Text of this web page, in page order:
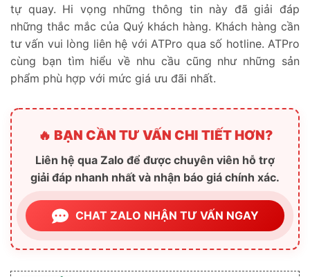
tự quay. Hi vọng những thông tin này đã giải đáp
những thắc mắc của Quý khách hàng. Khách hàng cần
tư vấn vui lòng liên hệ với ATPro qua số hotline. ATPro
cùng bạn tìm hiểu về nhu cầu cũng như những sản
phẩm phù hợp với mức giá ưu đãi nhất.
🔥 BẠN CẦN TƯ VẤN CHI TIẾT HƠN?
Liên hệ qua Zalo để được chuyên viên hỗ trợ
giải đáp nhanh nhất và nhận báo giá chính xác.
CHAT ZALO NHẬN TƯ VẤN NGAY